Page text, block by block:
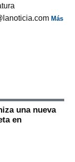
Más
una nueva
en